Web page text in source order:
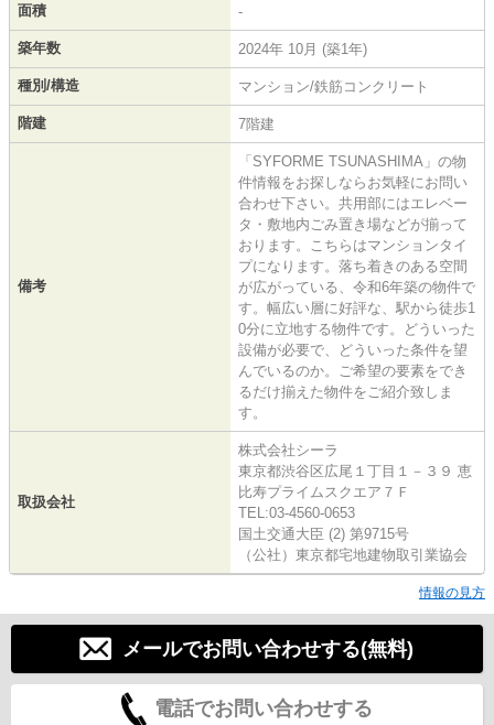
面積 -
築年数 2024年 10月 (築1年)
種別/構造 マンション/鉄筋コンクリート
階建 7階建
備考
「SYFORME TSUNASHIMA」の物
件情報をお探しならお気軽にお問い
合わせ下さい。共用部にはエレベー
タ・敷地内ごみ置き場などが揃って
おります。こちらはマンションタイ
プになります。落ち着きのある空間
が広がっている、令和6年築の物件で
す。幅広い層に好評な、駅から徒歩1
0分に立地する物件です。どういった
設備が必要で、どういった条件を望
んでいるのか。ご希望の要素をでき
るだけ揃えた物件をご紹介致しま
す。
取扱会社
株式会社シーラ
東京都渋谷区広尾１丁目１－３９ 恵
比寿プライムスクエア７Ｆ
TEL:03-4560-0653
国土交通大臣 (2) 第9715号
（公社）東京都宅地建物取引業協会
情報の見方
メールでお問い合わせする(無料)
電話でお問い合わせする